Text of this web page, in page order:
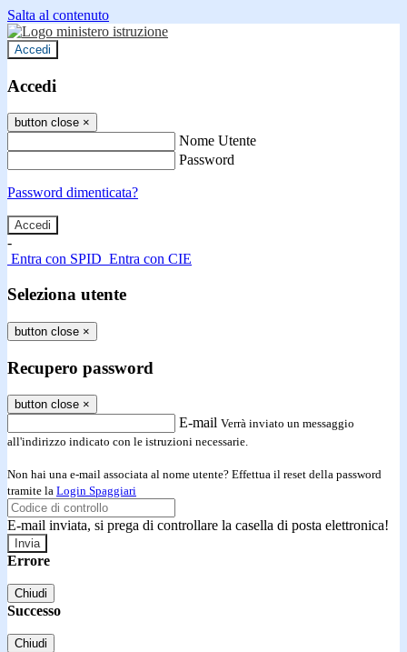
Salta al contenuto
Accedi
Accedi
button close ×
Nome Utente
Password
Password dimenticata?
-
Entra con SPID Entra con CIE
Seleziona utente
button close ×
Recupero password
button close ×
E-mail Verrà inviato un messaggio
all'indirizzo indicato con le istruzioni necessarie.
Non hai una e-mail associata al nome utente? Effettua il reset della password
tramite la Login Spaggiari
E-mail inviata, si prega di controllare la casella di posta elettronica!
Errore
Chiudi
Successo
Chiudi